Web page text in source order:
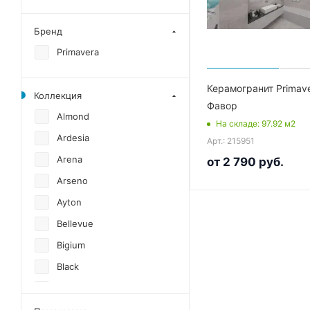
Керамогранит
Фавор
На складе: 97.92 м2
Арт.: 215951
от 2 790 руб.
Бренд
Primavera
Коллекция
Almond
Ardesia
Arena
Arseno
Ayton
Bellevue
Bigium
Black